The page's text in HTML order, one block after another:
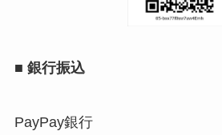
■ 銀行振込
PayPay銀行